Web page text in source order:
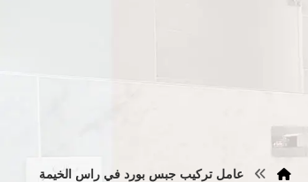
عامل تركيب جبس بورد في راس الخيمة